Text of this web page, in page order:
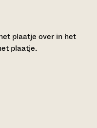
plaatje over in het
plaatje.